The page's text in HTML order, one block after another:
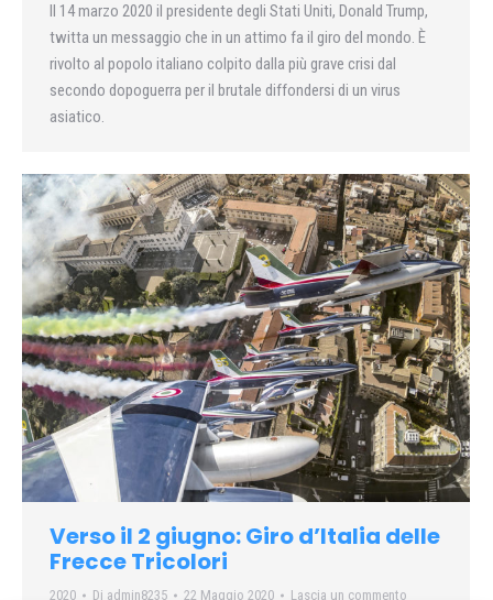
Il 14 marzo 2020 il presidente degli Stati Uniti, Donald Trump,
twitta un messaggio che in un attimo fa il giro del mondo. È
rivolto al popolo italiano colpito dalla più grave crisi dal
secondo dopoguerra per il brutale diffondersi di un virus
asiatico.
Verso il 2 giugno: Giro d’Italia delle
Frecce Tricolori
2020 Di admin8235 22 Maggio 2020 Lascia un commento